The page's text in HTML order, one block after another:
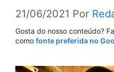
21/06/2021 Por
Gosta do nosso conteúdo?
como fonte preferida no